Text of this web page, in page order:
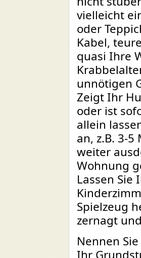
vielleicht
oder
Kabel,
quasi Ihre
unnötigen
Zeigt Ihr
oder ist
allein
an, z.B. 3-
weiter
Wohnung
Lassen
Spielzeug
zernagt
Nennen
Ihr